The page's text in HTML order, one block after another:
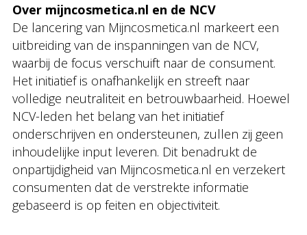
Over mijncosmetica.nl en de NCV
De lancering van Mijncosmetica.nl markeert een
uitbreiding van de inspanningen van de NCV,
waarbij de focus verschuift naar de consument.
Het initiatief is onafhankelijk en streeft naar
volledige neutraliteit en betrouwbaarheid. Hoewel
NCV-leden het belang van het initiatief
onderschrijven en ondersteunen, zullen zij geen
inhoudelijke input leveren. Dit benadrukt de
onpartijdigheid van Mijncosmetica.nl en verzekert
consumenten dat de verstrekte informatie
gebaseerd is op feiten en objectiviteit.